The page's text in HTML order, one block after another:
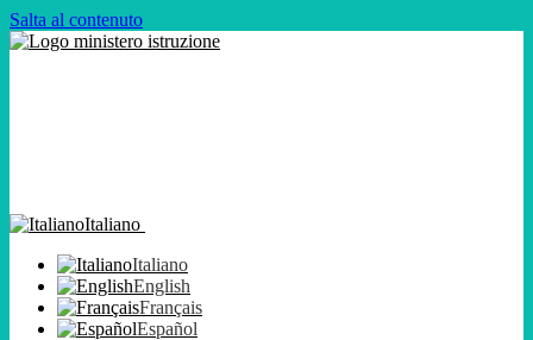
Salta al contenuto
Italiano
Italiano
English
Français
Español